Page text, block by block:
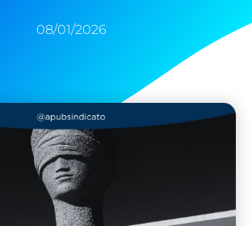
08/01/2026